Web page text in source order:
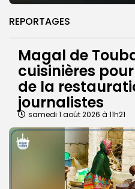
REPORTAGES
Magal de
cuisinières
de la
journalistes
samedi 1 août 2026 à 11h21